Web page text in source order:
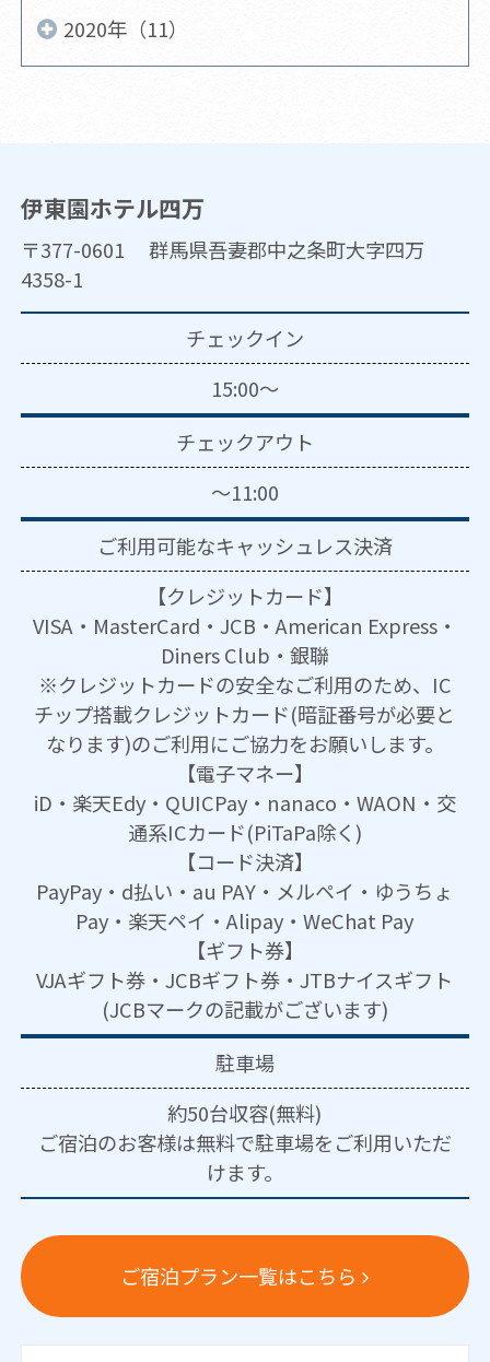
2020年（11）
伊東園ホテル四万
〒377-0601 群馬県吾妻郡中之条町大字四万
4358-1
チェックイン
15:00～
チェックアウト
～11:00
ご利用可能なキャッシュレス決済
【クレジットカード】
VISA・MasterCard・JCB・American Express・
Diners Club・銀聯
※クレジットカードの安全なご利用のため、IC
チップ搭載クレジットカード(暗証番号が必要と
なります)のご利用にご協力をお願いします。
【電子マネー】
iD・楽天Edy・QUICPay・nanaco・WAON・交
通系ICカード(PiTaPa除く)
【コード決済】
PayPay・d払い・au PAY・メルペイ・ゆうちょ
Pay・楽天ペイ・Alipay・WeChat Pay
【ギフト券】
VJAギフト券・JCBギフト券・JTBナイスギフト
(JCBマークの記載がございます)
駐車場
約50台収容(無料)
ご宿泊のお客様は無料で駐車場をご利用いただ
けます。
ご宿泊プラン一覧はこちら